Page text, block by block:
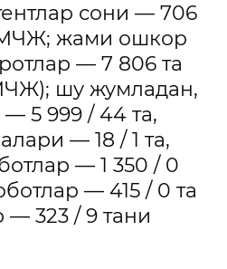
сони — 706
МЧЖ; жами ошкор
— 7 806 та
шу жумладан,
5 999 / 44 та,
— 18 / 1 та,
— 1 350 / 0
— 415 / 0 та
— 323 / 9 тани